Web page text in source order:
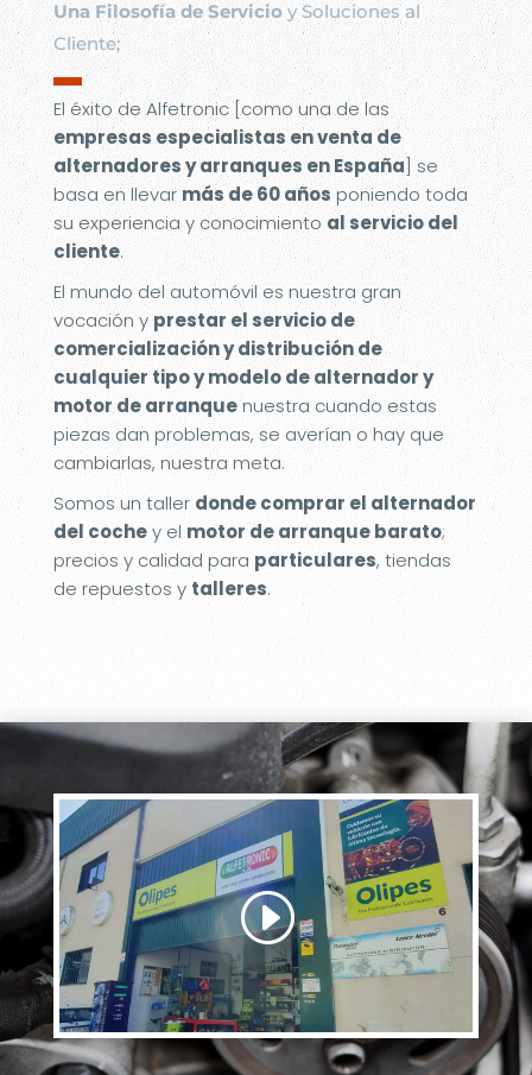
Una Filosofía de Servicioy Soluciones al
Cliente;
▬
El éxito de Alfetronic [como una de las
empresas especialistas en venta de
alternadores y arranques en España] se
basa en llevarmás de 60 años poniendo toda
su experiencia y conocimiento al servicio del
cliente.
El mundo del automóvil es nuestra gran
vocación y prestar el servicio de
comercialización y distribución de
cualquier tipo y modelo de alternador y
motor de arranquenuestra cuando estas
piezas dan problemas, se averían o hay que
cambiarlas, nuestra meta.
Somos un tallerdonde comprar el alternador
del cochey el motor de arranque barato;
precios y calidad para particulares, tiendas
de repuestos y talleres.